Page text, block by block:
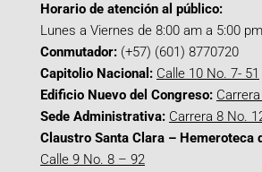
Horario de atención al público:
Lunes a Viernes de 8:00 am a 5:00 pm
Conmutador: (+57) (601) 8770720
Capitolio Nacional: Calle 10 No. 7- 51
Edificio Nuevo del Congreso:
Sede Administrativa: Carrera 8 No.
Claustro Santa Clara – Hemeroteca
Calle 9 No. 8 – 92